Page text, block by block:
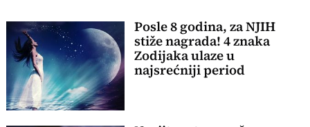
Posle 8 godina, za NJIH
stiže nagrada! 4 znaka
Zodijaka ulaze u
najsrećniji period